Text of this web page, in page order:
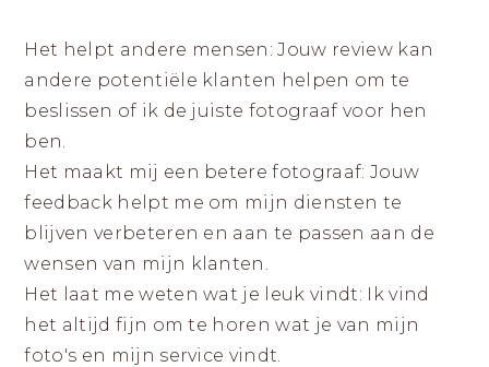
Het helpt andere mensen: Jouw review kan
andere potentiële klanten helpen om te
beslissen of ik de juiste fotograaf voor hen
ben.
Het maakt mij een betere fotograaf: Jouw
feedback helpt me om mijn diensten te
blijven verbeteren en aan te passen aan de
wensen van mijn klanten.
Het laat me weten wat je leuk vindt: Ik vind
het altijd fijn om te horen wat je van mijn
foto's en mijn service vindt.